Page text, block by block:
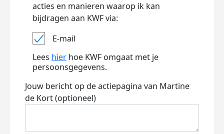
acties en manieren waarop ik kan
bijdragen aan KWF via:
E-mail
Lees hier hoe KWF omgaat met je
persoonsgegevens.
Jouw bericht op de actiepagina van Martine
de Kort (optioneel)